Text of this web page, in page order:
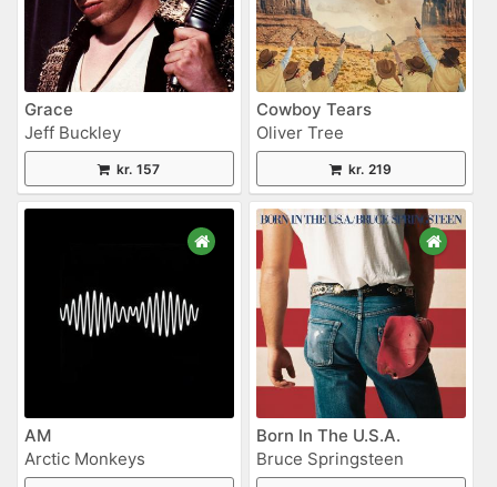
Grace
Jeff Buckley
kr. 157
Cowboy Tears
Oliver Tree
kr. 219
AM
Arctic Monkeys
Born In The U.S.A.
Bruce Springsteen